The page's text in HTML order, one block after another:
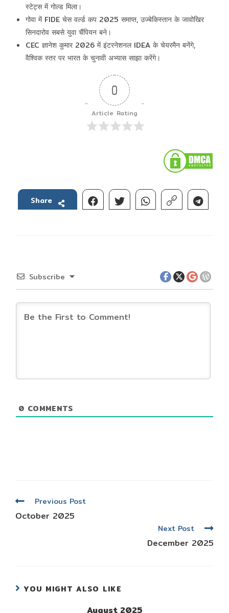
स्टेट्स में गोल्ड मिला।
गोवा में FIDE चेस वर्ल्ड कप 2025 समाप्त, उज्बेकिस्तान के जावोखिर
सिनदारोव सबसे युवा चैंपियन बने।
CEC ज्ञानेश कुमार 2026 में इंटरनेशनल IDEA के चेयरमैन बनेंगे,
वैश्विक स्तर पर भारत के चुनावी अभ्यास साझा करेंगे।
0
Article Rating
Share
Subscribe
0 COMMENTS
Read
articles
Previous Post
October 2025
Next Post
December 2025
YOU MIGHT ALSO LIKE
August 2025